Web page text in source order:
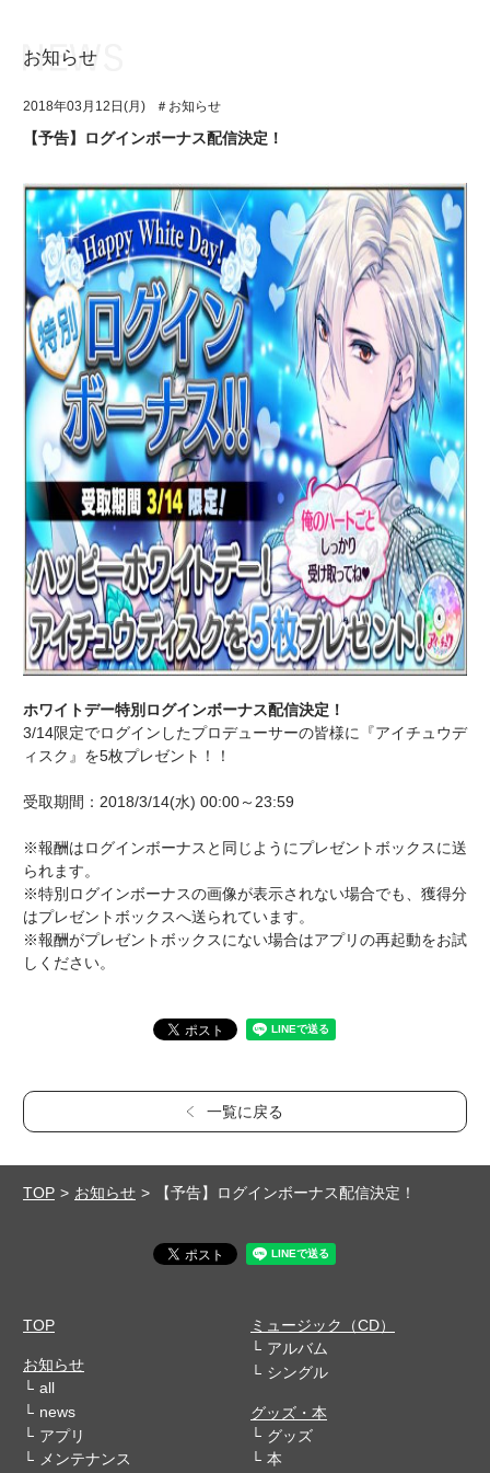
アプリゲーム
イベント・キャンペーン
ミュージック
グッズ・本
ギャラリー
ユニット&キャラクター
アプリゲーム
イベント・キャンペーン
ミュージック
グッズ・本
ギャラリー
お知らせ
2018年03月12日(月) ＃お知らせ
【予告】ログインボーナス配信決定！
ホワイトデー特別ログインボーナス配信決定！
3/14限定でログインしたプロデューサーの皆様に『アイチュウデ
ィスク』を5枚プレゼント！！
受取期間：2018/3/14(水) 00:00～23:59
※報酬はログインボーナスと同じようにプレゼントボックスに送
られます。
※特別ログインボーナスの画像が表示されない場合でも、獲得分
はプレゼントボックスへ送られています。
※報酬がプレゼントボックスにない場合はアプリの再起動をお試
しください。
一覧に戻る
TOP お知らせ 【予告】ログインボーナス配信決定！
TOP
お知らせ
all
news
アプリ
メンテナンス
ミュージック（CD）
アルバム
シングル
グッズ・本
グッズ
本